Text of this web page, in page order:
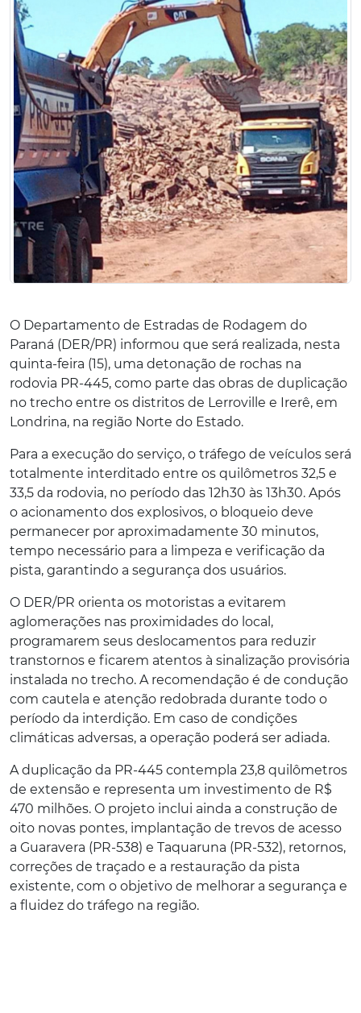
O Departamento de Estradas de Rodagem do
Paraná (DER/PR) informou que será realizada, nesta
quinta-feira (15), uma detonação de rochas na
rodovia PR-445, como parte das obras de duplicação
no trecho entre os distritos de Lerroville e Irerê, em
Londrina, na região Norte do Estado.
Para a execução do serviço, o tráfego de veículos será
totalmente interditado entre os quilômetros 32,5 e
33,5 da rodovia, no período das 12h30 às 13h30. Após
o acionamento dos explosivos, o bloqueio deve
permanecer por aproximadamente 30 minutos,
tempo necessário para a limpeza e verificação da
pista, garantindo a segurança dos usuários.
O DER/PR orienta os motoristas a evitarem
aglomerações nas proximidades do local,
programarem seus deslocamentos para reduzir
transtornos e ficarem atentos à sinalização provisória
instalada no trecho. A recomendação é de condução
com cautela e atenção redobrada durante todo o
período da interdição. Em caso de condições
climáticas adversas, a operação poderá ser adiada.
A duplicação da PR-445 contempla 23,8 quilômetros
de extensão e representa um investimento de R$
470 milhões. O projeto inclui ainda a construção de
oito novas pontes, implantação de trevos de acesso
a Guaravera (PR-538) e Taquaruna (PR-532), retornos,
correções de traçado e a restauração da pista
existente, com o objetivo de melhorar a segurança e
a fluidez do tráfego na região.